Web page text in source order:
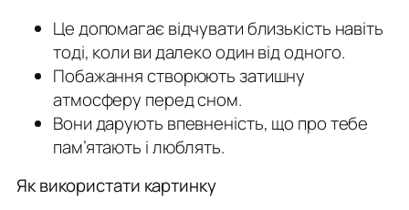
Це допомагає відчувати близькість навіть
тоді, коли ви далеко один від одного.
Побажання створюють затишну
атмосферу перед сном.
Вони дарують впевненість, що про тебе
пам’ятають і люблять.
Як використати картинку